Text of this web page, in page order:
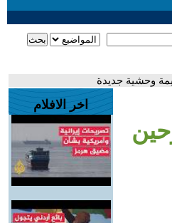
وحشية جديدة
اخر الافلام